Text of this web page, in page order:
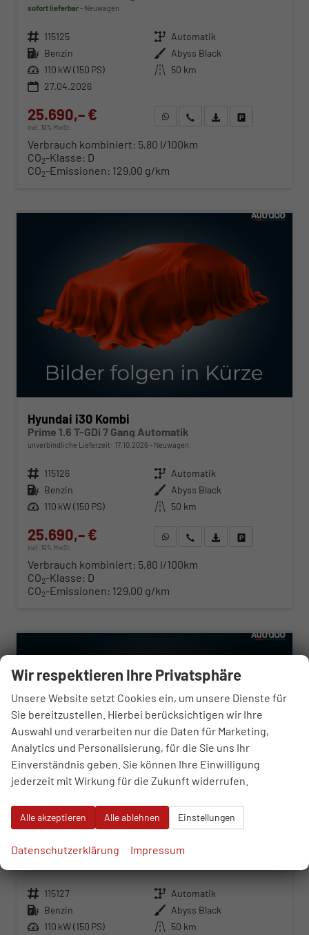
sofort lieferbar Neuwagen
Fahrzeugnr. 115125 Getriebe Automatik
Kraftstoff Benzin Außenfarbe Abyss Black
Leistung 110 kW (150 PS) Kilometerstand 50 km
27.04.2026
25.690,– €
incl. 19% MwSt.
WhatsApp anfragen
Wir rufen Sie anFahrzeugexposé (PDF)
Verbrauch kombiniert: 5,80 l/100km
CO2-Klasse: D
CO2-Emissionen: 129,00 g/km
Hyundai i30 Kombi
Prime 1.6 T-GDi 7 Gang Automatik
unverbindliche Lieferzeit: 17.10.2026 Neuwagen
Fahrzeugnr. 115126 Getriebe Automatik
Kraftstoff Benzin Außenfarbe Abyss Black
Leistung 110 kW (150 PS) Kilometerstand 50 km
25.690,– €
incl. 19% MwSt.
WhatsApp anfragen
Wir rufen Sie anFahrzeugexposé (PDF)
Verbrauch kombiniert: 5,80 l/100km
CO2-Klasse: D
CO2-Emissionen: 129,00 g/km
Prime 1.6 T-GDi 7 Gang Automatik
Fahrzeugnr. 115127 Getriebe Automatik
Kraftstoff Benzin Außenfarbe Abyss Black
Leistung 110 kW (150 PS) Kilometerstand 50 km
Wir respektieren Ihre Privatsphäre
Unsere Website setzt Cookies ein, um unsere Dienste für
Sie bereitzustellen. Hierbei berücksichtigen wir Ihre
Auswahl und verarbeiten nur die Daten für Marketing,
Analytics und Personalisierung, für die Sie uns Ihr
Einverständnis geben. Sie können Ihre Einwilligung
jederzeit mit Wirkung für die Zukunft widerrufen.
Alle akzeptieren Alle ablehnen Einstellungen
Datenschutzerklärung Impressum